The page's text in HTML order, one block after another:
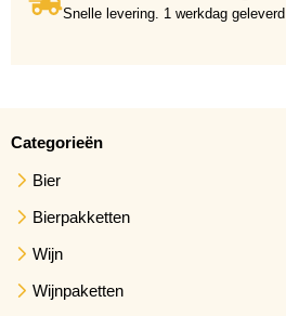
Snelle levering. 1 werkdag
Categorieën
Bier
Bierpakketten
Wijn
Wijnpaketten